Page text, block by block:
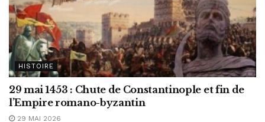
HISTOIRE
29 mai 1453 : Chute de Constantinople et fin de
l’Empire romano-byzantin
29 MAI 2026